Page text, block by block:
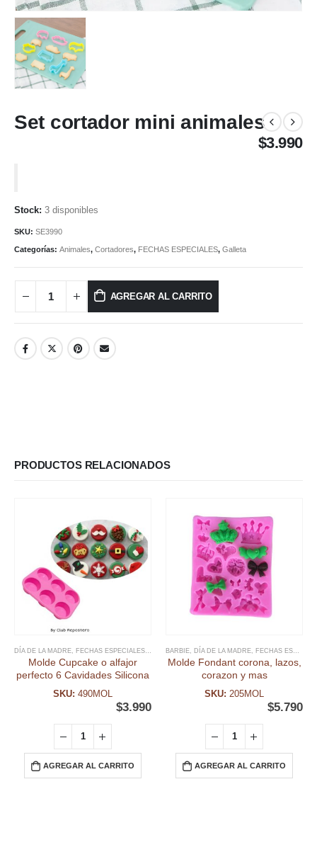
Set cortador mini animales
$3.990
3 disponibles
SKU: SE3990
Categorías: Animales, Cortadores, FECHAS ESPECIALES, Galleta
AGREGAR AL CARRITO
PRODUCTOS RELACIONADOS
DÍA DE LA MADRE FECHAS ESPECIALES MOLDE CUPCAKES ,MOLDE SILICONA,MOLDES
Molde Cupcake o alfajor
perfecto 6 Cavidades Silicona
SKU: 490MOL
$3.990
AGREGAR AL CARRITO
BARBIE DÍA DE LA MADRE FECHAS ESPECIALES
Molde Fondant corona, lazos,
corazon y mas
SKU: 205MOL
$5.790
AGREGAR AL CARRITO